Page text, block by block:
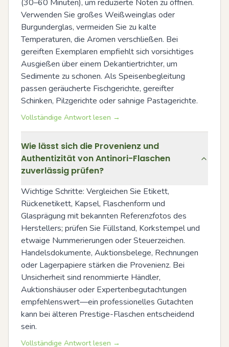
(30–60 Minuten), um reduzierte Noten zu öffnen.
Verwenden Sie großes Weißweinglas oder
Burgunderglas, vermeiden Sie zu kalte
Temperaturen, die Aromen verschließen. Bei
gereiften Exemplaren empfiehlt sich vorsichtiges
Ausgießen über einem Dekantiertrichter, um
Sedimente zu schonen. Als Speisenbegleitung
passen geräucherte Fischgerichte, gereifter
Schinken, Pilzgerichte oder sahnige Pastagerichte.
Vollständige Antwort lesen →
Wie lässt sich die Provenienz und
Authentizität von Antinori-Flaschen
zuverlässig prüfen?
Wichtige Schritte: Vergleichen Sie Etikett,
Rückenetikett, Kapsel, Flaschenform und
Glasprägung mit bekannten Referenzfotos des
Herstellers; prüfen Sie Füllstand, Korkstempel und
etwaige Nummerierungen oder Steuerzeichen.
Handelsdokumente, Auktionsbelege, Rechnungen
oder Lagerpapiere stärken die Provenienz. Bei
Unsicherheit sind renommierte Händler,
Auktionshäuser oder Expertenbegutachtungen
empfehlenswert—ein professionelles Gutachten
kann bei älteren Prestige-Flaschen entscheidend
sein.
Vollständige Antwort lesen →